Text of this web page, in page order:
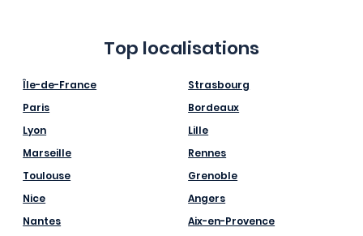
Top localisations
Île-de-France
Paris
Lyon
Marseille
Toulouse
Nice
Nantes
Strasbourg
Bordeaux
Lille
Rennes
Grenoble
Angers
Aix-en-Provence